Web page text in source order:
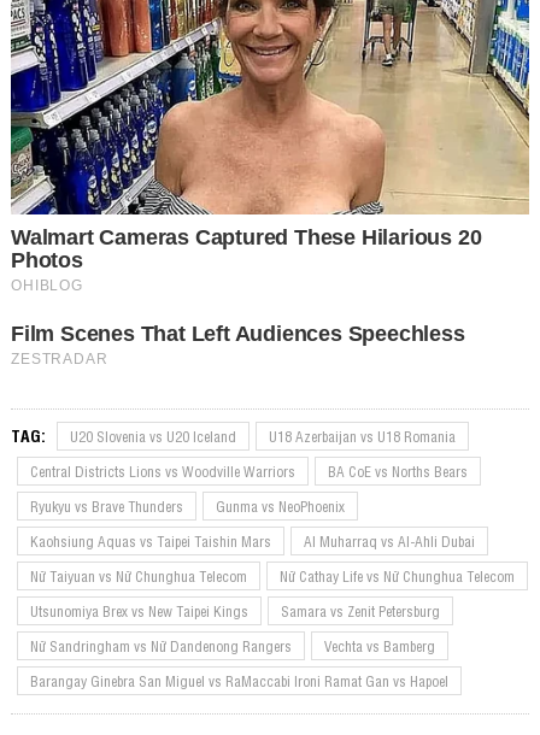
TAG: U20 Slovenia vs U20 Iceland
U18 Azerbaijan vs U18 Romania
Central Districts Lions vs Woodville Warriors
BA CoE vs Norths Bears
Ryukyu vs Brave Thunders
Gunma vs NeoPhoenix
Kaohsiung Aquas vs Taipei Taishin Mars
Al Muharraq vs Al-Ahli Dubai
Nữ Taiyuan vs Nữ Chunghua Telecom
Nữ Cathay Life vs Nữ Chunghua Telecom
Utsunomiya Brex vs New Taipei Kings
Samara vs Zenit Petersburg
Nữ Sandringham vs Nữ Dandenong Rangers
Vechta vs Bamberg
Barangay Ginebra San Miguel vs RaMaccabi Ironi Ramat Gan vs Hapoel